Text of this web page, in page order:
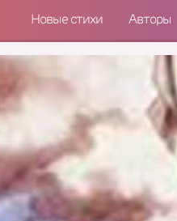
Новые стихи Авторы